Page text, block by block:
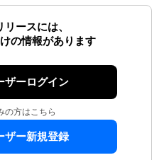
ースには、
の情報があります
ザーログイン
の方はこちら
ザー新規登録